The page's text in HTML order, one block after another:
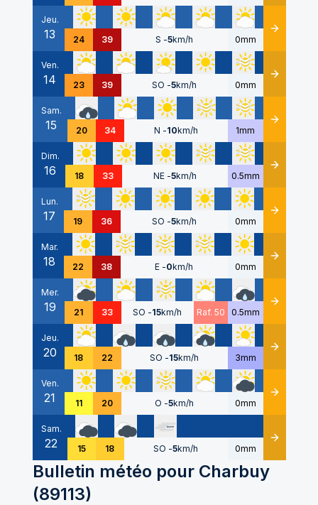
Jeu.
13 24 39 S -5km/h 0mm Détails
Ven.
14 23 39 SO -5km/h 0mm Détails
Sam.
15 20 34 N -10km/h 1mm Détails
Dim.
16 18 33 NE -5km/h 0.5mm Détails
Lun.
17 19 36 SO -5km/h 0mm Détails
Mar.
18 22 38 E -0km/h 0mm Détails
Mer.
19 21 33 SO -15km/h Raf. 50 0.5mm Détails
Jeu.
20 18 22 SO -15km/h 3mm Détails
Ven.
21 11 20 O -5km/h 0mm Détails
Sam.
22 15 18 SO -5km/h 0mm Détails
Bulletin météo pour Charbuy
(89113)